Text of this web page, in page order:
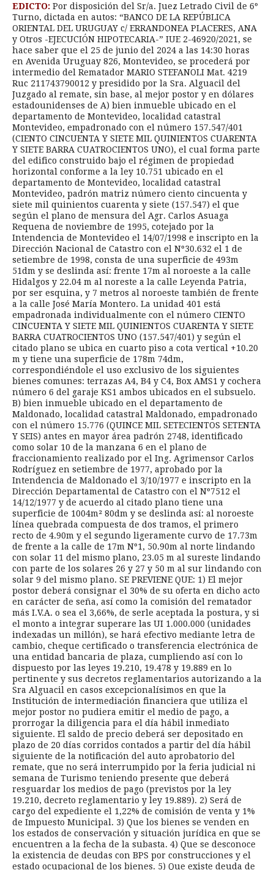
EDICTO: Por disposición del Sr/a. Juez Letrado Civil de 6º
Turno, dictada en autos: “BANCO DE LA REPÚBLICA
ORIENTAL DEL URUGUAY c/ ERRANDONEA PLACERES, ANA
y Otros -EJECUCIÓN HIPOTECARIA-” IUE 2-46920/2021, se
hace saber que el 25 de junio del 2024 a las 14:30 horas
en Avenida Uruguay 826, Montevideo, se procederá por
intermedio del Rematador MARIO STEFANOLI Mat. 4219
Ruc 211743790012 y presidido por la Sra. Alguacil del
Juzgado al remate, sin base, al mejor postor y en dólares
estadounidenses de A) bien inmueble ubicado en el
departamento de Montevideo, localidad catastral
Montevideo, empadronado con el número 157.547/401
(CIENTO CINCUENTA Y SIETE MIL QUINIENTOS CUARENTA
Y SIETE BARRA CUATROCIENTOS UNO), el cual forma parte
del edifico construido bajo el régimen de propiedad
horizontal conforme a la ley 10.751 ubicado en el
departamento de Montevideo, localidad catastral
Montevideo, padrón matriz número ciento cincuenta y
siete mil quinientos cuarenta y siete (157.547) el que
según el plano de mensura del Agr. Carlos Asuaga
Requena de noviembre de 1995, cotejado por la
Intendencia de Montevideo el 14/07/1998 e inscripto en la
Dirección Nacional de Catastro con el Nº30.632 el 1 de
setiembre de 1998, consta de una superficie de 493m
51dm y se deslinda así: frente 17m al noroeste a la calle
Hidalgos y 22.04 m al noreste a la calle Leyenda Patria,
por ser esquina, y 7 metros al noroeste también de frente
a la calle José María Montero. La unidad 401 está
empadronada individualmente con el número CIENTO
CINCUENTA Y SIETE MIL QUINIENTOS CUARENTA Y SIETE
BARRA CUATROCIENTOS UNO (157.547/401) y según el
citado plano se ubica en cuarto piso a cota vertical +10.20
m y tiene una superficie de 178m 74dm,
correspondiéndole el uso exclusivo de los siguientes
bienes comunes: terrazas A4, B4 y C4, Box AMS1 y cochera
número 6 del garaje KS1 ambos ubicados en el subsuelo.
B) bien inmueble ubicado en el departamento de
Maldonado, localidad catastral Maldonado, empadronado
con el número 15.776 (QUINCE MIL SETECIENTOS SETENTA
Y SEIS) antes en mayor área padrón 2748, identificado
como solar 10 de la manzana 6 en el plano de
fraccionamiento realizado por el Ing. Agrimensor Carlos
Rodríguez en setiembre de 1977, aprobado por la
Intendencia de Maldonado el 3/10/1977 e inscripto en la
Dirección Departamental de Catastro con el Nº7512 el
14/12/1977 y de acuerdo al citado plano tiene una
superficie de 1004m² 80dm y se deslinda así: al noroeste
línea quebrada compuesta de dos tramos, el primero
recto de 4.90m y el segundo ligeramente curvo de 17.73m
de frente a la calle de 17m Nº1, 50.90m al norte lindando
con solar 11 del mismo plano, 23.05 m al sureste lindando
con parte de los solares 26 y 27 y 50 m al sur lindando con
solar 9 del mismo plano. SE PREVIENE QUE: 1) El mejor
postor deberá consignar el 30% de su oferta en dicho acto
en carácter de seña, así como la comisión del rematador
más I.V.A. o sea el 3,66%, de serle aceptada la postura, y si
el monto a integrar superare las UI 1.000.000 (unidades
indexadas un millón), se hará efectivo mediante letra de
cambio, cheque certificado o transferencia electrónica de
una entidad bancaria de plaza, cumpliendo así con lo
dispuesto por las leyes 19.210, 19.478 y 19.889 en lo
pertinente y sus decretos reglamentarios autorizando a la
Sra Alguacil en casos excepcionalísimos en que la
Institución de intermediación financiera que utiliza el
mejor postor no pudiera emitir el medio de pago, a
prorrogar la diligencia para el día hábil inmediato
siguiente. El saldo de precio deberá ser depositado en
plazo de 20 días corridos contados a partir del día hábil
siguiente de la notificación del auto aprobatorio del
remate, que no será interrumpido por la feria judicial ni
semana de Turismo teniendo presente que deberá
resguardar los medios de pago (previstos por la ley
19.210, decreto reglamentario y ley 19.889). 2) Será de
cargo del expediente el 1,22% de comisión de venta y 1%
de Impuesto Municipal. 3) Que los bienes se venden en
los estados de conservación y situación jurídica en que se
encuentren a la fecha de la subasta. 4) Que se desconoce
la existencia de deudas con BPS por construcciones y el
estado ocupacional de los bienes. 5) Que existe deuda de